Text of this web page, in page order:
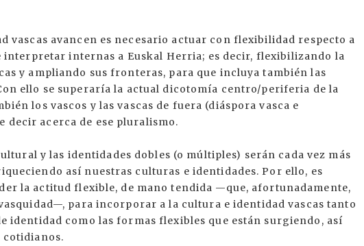
vascas avancen es necesario actuar con flexibilidad respecto a
interpretar internas a Euskal Herria; es decir, flexibilizando la
y ampliando sus fronteras, para que incluya también las
ello se superaría la actual dicotomía centro/periferia de la
los vascos y las vascas de fuera (diáspora vasca e
acerca de ese pluralismo.
y las identidades dobles (o múltiples) serán cada vez más
así nuestras culturas e identidades. Por ello, es
la actitud flexible, de mano tendida —que, afortunadamente,
para incorporar a la cultura e identidad vascas tanto
identidad como las formas flexibles que están surgiendo, así